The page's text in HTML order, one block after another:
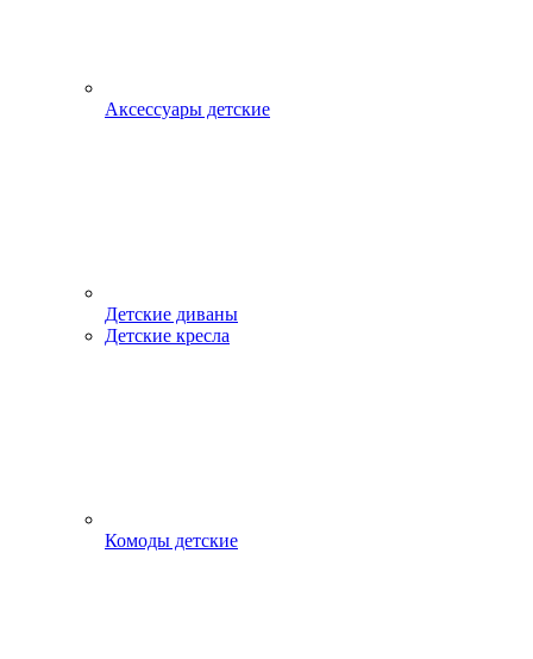
Аксессуары детские
Детские диваны
Детские кресла
Комоды детские